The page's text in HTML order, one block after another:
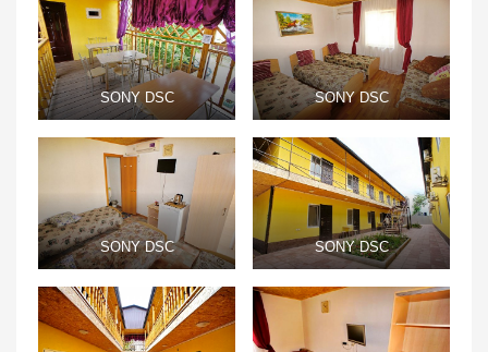
SONY DSC SONY DSC
SONY DSC SONY DSC